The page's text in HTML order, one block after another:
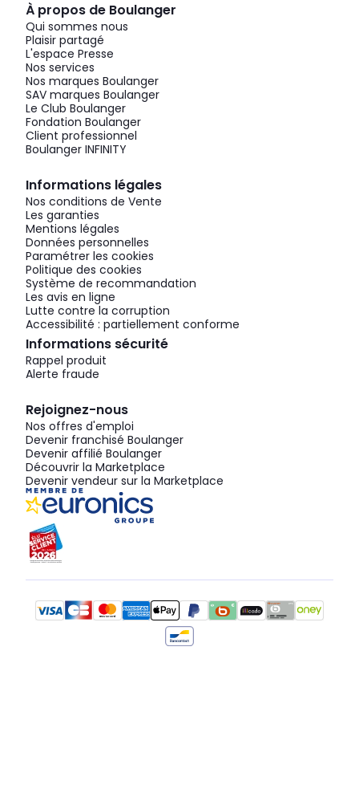
À propos de Boulanger
Qui sommes nous
Plaisir partagé
L'espace Presse
Nos services
Nos marques Boulanger
SAV marques Boulanger
Le Club Boulanger
Fondation Boulanger
Client professionnel
Boulanger INFINITY
Informations légales
Nos conditions de Vente
Les garanties
Mentions légales
Données personnelles
Paramétrer les cookies
Politique des cookies
Système de recommandation
Les avis en ligne
Lutte contre la corruption
Accessibilité : partiellement conforme
Informations sécurité
Rappel produit
Alerte fraude
Rejoignez-nous
Nos offres d'emploi
Devenir franchisé Boulanger
Devenir affilié Boulanger
Découvrir la Marketplace
Devenir vendeur sur la Marketplace